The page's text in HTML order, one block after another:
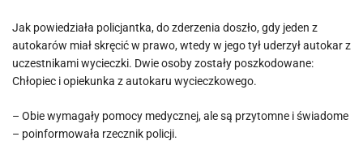
Jak powiedziała policjantka, do zderzenia doszło, gdy jeden z
autokarów miał skręcić w prawo, wtedy w jego tył uderzył autokar z
uczestnikami wycieczki. Dwie osoby zostały poszkodowane:
Chłopiec i opiekunka z autokaru wycieczkowego.
– Obie wymagały pomocy medycznej, ale są przytomne i świadome
– poinformowała rzecznik policji.